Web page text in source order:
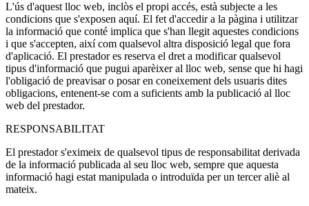
L'ús d'aquest lloc web, inclòs el propi accés, està subjecte a les
condicions que s'exposen aquí. El fet d'accedir a la pàgina i utilitzar
la informació que conté implica que s'han llegit aquestes condicions
i que s'accepten, així com qualsevol altra disposició legal que fora
d'aplicació. El prestador es reserva el dret a modificar qualsevol
tipus d'informació que pugui aparèixer al lloc web, sense que hi hagi
l'obligació de preavisar o posar en coneixement dels usuaris dites
obligacions, entenent-se com a suficients amb la publicació al lloc
web del prestador.
RESPONSABILITAT
El prestador s'eximeix de qualsevol tipus de responsabilitat derivada
de la informació publicada al seu lloc web, sempre que aquesta
informació hagi estat manipulada o introduïda per un tercer aliè al
mateix.